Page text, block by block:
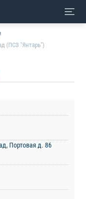
(ПСЗ "Янтарь")
Портовая д. 86